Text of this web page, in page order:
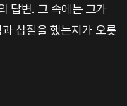
답변. 그 속에는 그가
삽질을 했는지가 오롯